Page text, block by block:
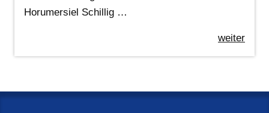
Horumersiel Schillig …
weiter